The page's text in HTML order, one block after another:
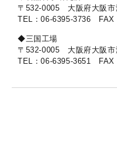
〒532-0005 大阪府大阪市
TEL：06-6395-3736 FAX
◆三国工場
〒532-0005 大阪府大阪市
TEL：06-6395-3651 FAX